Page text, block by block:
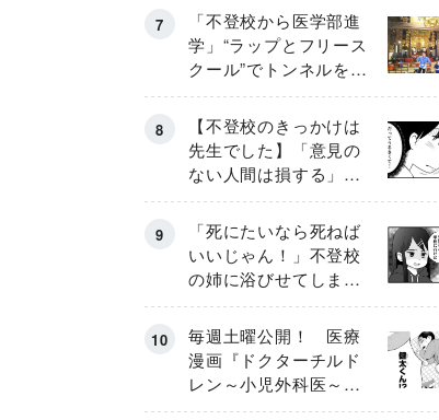
「不登校から医学部進
学」“ラップとフリース
クール”でトンネルを脱
して高校受験へ〔元野
球少年の実話〕
【不登校のきっかけは
先生でした】「意見の
ない人間は損する」担
任の一言が苦しみに…
《第１話》
「死にたいなら死ねば
いいじゃん！」不登校
の姉に浴びせてしまっ
た言葉【番外編・後
編】
毎週土曜公開！ 医療
漫画『ドクターチルド
レン～小児外科医～』
【Episode.４】